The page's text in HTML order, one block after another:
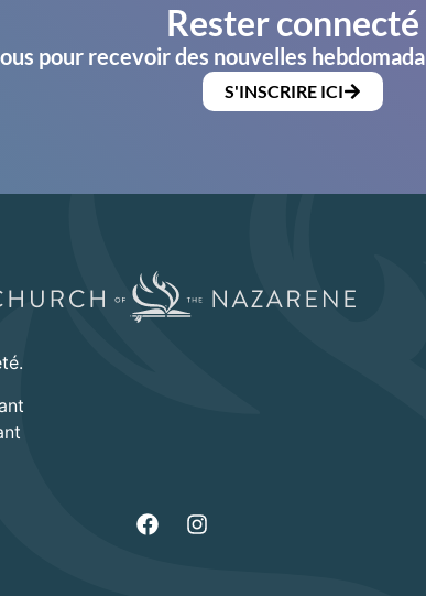
Rester connecté
pour recevoir des nouvelles
S'INSCRIRE ICI